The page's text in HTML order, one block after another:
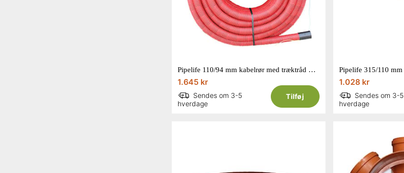
Pipelife 110/94 mm kabelrør med træktråd 50 m
1.645 kr
Sendes om 3-5
hverdage
Tilføj
1.028 kr
Sendes om 3-5
hverdage